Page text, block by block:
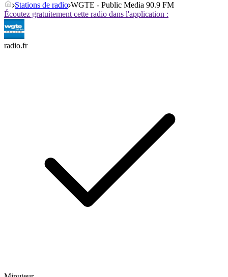
Stations de radio WGTE - Public Media 90.9 FM
Écoutez gratuitement cette radio dans l'application :
radio.fr